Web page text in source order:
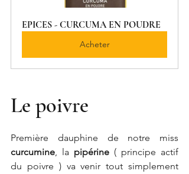
EPICES - CURCUMA EN POUDRE
Acheter
Le poivre
curcumine, la pipérine ( principe actif